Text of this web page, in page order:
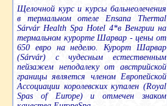
Щелочной курс и курсы бальнеолечения
в термальном отеле Ensana Thermal
Sárvár Health Spa Hotel 4*в Венгрии на
термальном курорте Шарвар - цены от
650 евро на неделю. Курорт Шарвар
(Sárvár) с чудесным естественным
пейзажем неподалеку от австрийской
границы является членом Европейской
Ассоциации королевских купален (Royal
Spas of Europe) и отмечен знаком